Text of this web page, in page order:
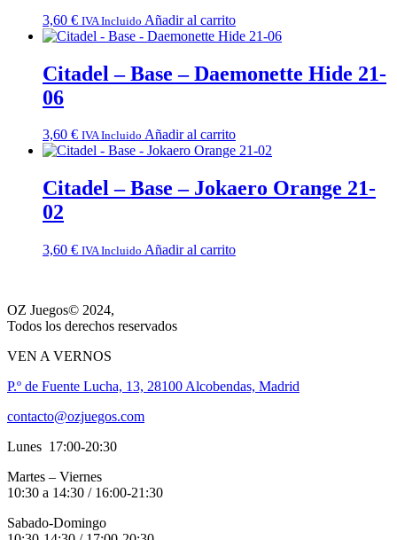
3,60 € IVA Incluido Añadir al carrito
Citadel – Base – Daemonette Hide 21-
06
3,60 € IVA Incluido Añadir al carrito
Citadel – Base – Jokaero Orange 21-
02
3,60 € IVA Incluido Añadir al carrito
OZ Juegos© 2024,
Todos los derechos reservados
VEN A VERNOS
P.º de Fuente Lucha, 13, 28100 Alcobendas, Madrid
contacto@ozjuegos.com
Lunes 17:00-20:30
Martes – Viernes
10:30 a 14:30 / 16:00-21:30
Sabado-Domingo